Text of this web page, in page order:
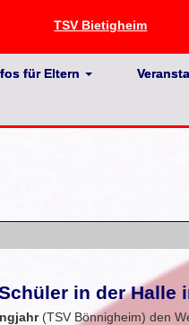
TSV Bietigheim
für Eltern
in der Halle
(TSV Bönnigheim) den